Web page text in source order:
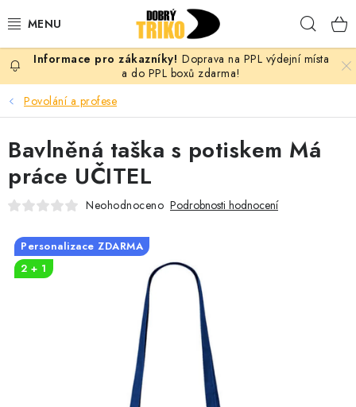
na
PRO ŽENY
PRO MUŽE
PRO DĚTI
PRO PÁRY
VLASTNÍ MOTIV
OKAMŽITĚ K ODBĚRU
Doprava na PPL výdejní místa
a do PPL boxů zdarma!
Povolání a profese
Bavlněná taška s potiskem Má
práce UČITEL
Neohodnoceno Podrobnosti hodnocení
Personalizace ZDARMA
2 + 1